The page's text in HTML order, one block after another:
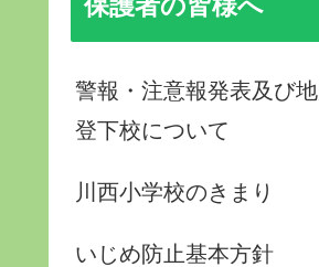
警報・注意報発表及び
登下校について
川西小学校のきまり
いじめ防止基本方針